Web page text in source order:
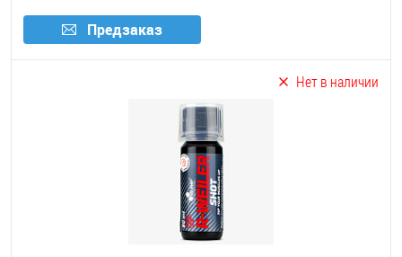
Предзаказ
Нет в наличии